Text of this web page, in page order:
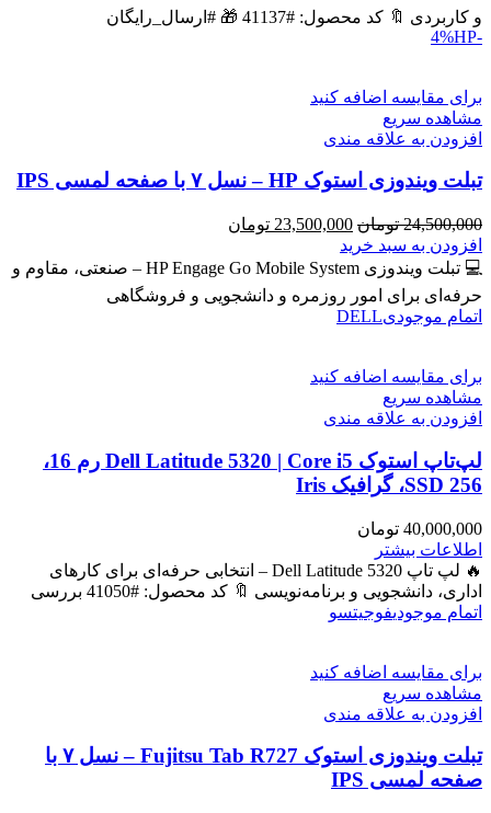
است.
و کاربردی 🔖 کد محصول: #41137 🎁 #ارسال_رایگان
-4%
HP
برای مقایسه اضافه کنید
مشاهده سریع
افزودن به علاقه مندی
تبلت ویندوزی استوک HP – نسل ۷ با صفحه لمسی IPS
24,500,000 تومان قیمت
اصلی
24,500,000 تومان
23,500,000 تومان
23,500,000 تومان
افزودن به سبد خرید
💻 تبلت ویندوزی HP Engage Go Mobile System – صنعتی، مقاوم و
حرفه‌ای برای امور روزمره و دانشجویی و فروشگاهی
اتمام موجودیDELL
برای مقایسه اضافه کنید
مشاهده سریع
افزودن به علاقه مندی
لپ‌تاپ استوک Dell Latitude 5320 | Core i5 رم 16،
SSD 256، گرافیک Iris
40,000,000 تومان
اطلاعات بیشتر
🔥 لپ تاپ Dell Latitude 5320 – انتخابی حرفه‌ای برای کارهای
اداری، دانشجویی و برنامه‌نویسی 🔖 کد محصول: #41050 بررسی
اتمام موجودیفوجیتسو
برای مقایسه اضافه کنید
مشاهده سریع
افزودن به علاقه مندی
تبلت ویندوزی استوک Fujitsu Tab R727 – نسل ۷ با
صفحه لمسی IPS